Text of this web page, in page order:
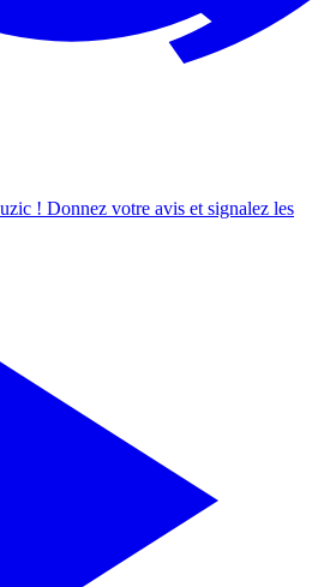
! Donnez votre avis et signalez les